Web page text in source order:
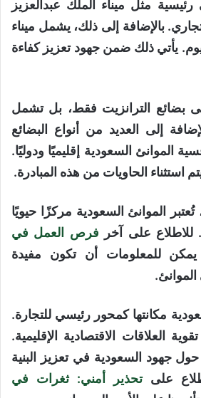
مثل ميناء الملك عبدالعزيز
بالإضافة إلى ذلك، يشمل ميناء
يأتي ذلك ضمن جهود تعزيز كفاءة
بضائع الترانزيت فقط، بل تشمل
إلى العديد من أنواع البضائع
الموانئ السعودية إقليميًا ودوليًا.
استثناء الحاويات من هذه المبادرة.
الموانئ السعودية مركزًا حيويًا
للاطلاع على آخر فرص العمل في
للمعلومات أن تكون مفيدة
مكانتها كمحور رئيسي للتجارة.
العلاقات الاقتصادية الإقليمية.
جهود السعودية في تعزيز البنية
علىتحذير أمني: ثغرات في